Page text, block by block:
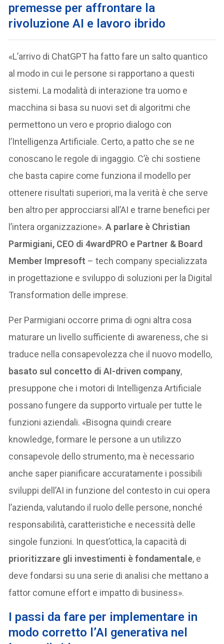
premesse per affrontare la
rivoluzione AI e lavoro ibrido
«L’arrivo di ChatGPT ha fatto fare un salto quantico
al modo in cui le persone si rapportano a questi
sistemi. La modalità di interazione tra uomo e
macchina si basa su nuovi set di algoritmi che
permettono un vero e proprio dialogo con
l’Intelligenza Artificiale. Certo, a patto che se ne
conoscano le regole di ingaggio. C’è chi sostiene
che basta capire come funziona il modello per
ottenere risultati superiori, ma la verità è che serve
ben altro per approcciarsi all’AI e trarne benefici per
l’intera organizzazione».A parlare è Christian
Parmigiani, CEO di 4wardPRO e Partner & Board
Member Impresoft – tech company specializzata
in progettazione e sviluppo di soluzioni per la Digital
Transformation delle imprese.
Per Parmigiani occorre prima di ogni altra cosa
maturare un livello sufficiente di awareness, che si
traduce nella consapevolezza che il nuovo modello,
basato sul concetto di AI-driven company,
presuppone che i motori di Intelligenza Artificiale
possano fungere da supporto virtuale per tutte le
funzioni aziendali. «Bisogna quindi creare
knowledge, formare le persone a un utilizzo
consapevole dello strumento, ma è necessario
anche saper pianificare accuratamente i possibili
sviluppi dell’AI in funzione del contesto in cui opera
l’azienda, valutando il ruolo delle persone, nonché
responsabilità, caratteristiche e necessità delle
singole funzioni. In quest’ottica, la capacità di
prioritizzare gli investimenti è fondamentale, e
deve fondarsi su una serie di analisi che mettano a
fattor comune effort e impatto di business».
I passi da fare per implementare in
modo corretto l’AI generativa nel